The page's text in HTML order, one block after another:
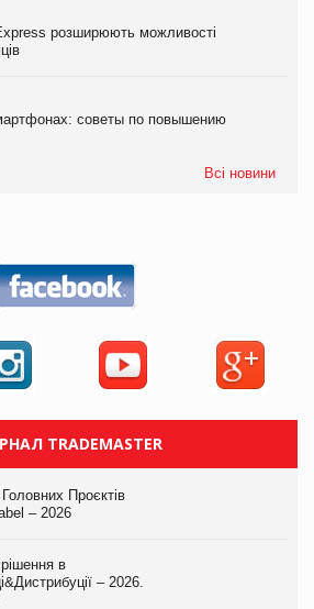
розширюють можливості
советы по повышению
Всі новини
TRADEMASTER
Проєктів
– 2026
в
– 2026.